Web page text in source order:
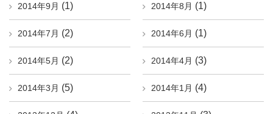
2014年9月 (1) 2014年8月 (1)
2014年7月 (2) 2014年6月 (1)
2014年5月 (2) 2014年4月 (3)
2014年3月 (5) 2014年1月 (4)